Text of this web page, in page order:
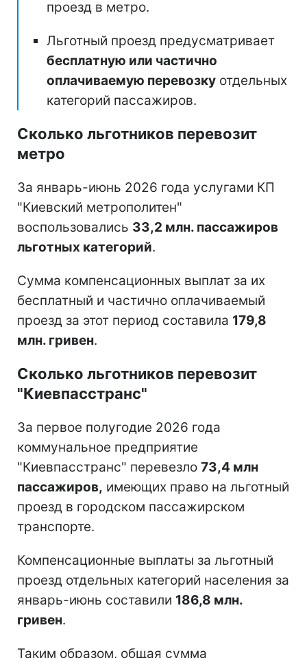
проезд в метро.
Льготный проезд предусматривает
бесплатную или частично
оплачиваемую перевозку отдельных
категорий пассажиров.
Сколько льготников перевозит
метро
За январь-июнь 2026 года услугами КП
"Киевский метрополитен"
воспользовались 33,2 млн. пассажиров
льготных категорий.
Сумма компенсационных выплат за их
бесплатный и частично оплачиваемый
проезд за этот период составила 179,8
млн. гривен.
Сколько льготников перевозит
"Киевпасстранс"
За первое полугодие 2026 года
коммунальное предприятие
"Киевпасстранс" перевезло 73,4 млн
пассажиров, имеющих право на льготный
проезд в городском пассажирском
транспорте.
Компенсационные выплаты за льготный
проезд отдельных категорий населения за
январь-июнь составили 186,8 млн.
гривен.
Таким образом, общая сумма